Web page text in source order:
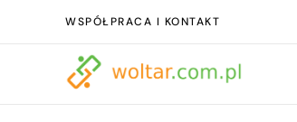
WSPÓŁPRACA I KONTAKT